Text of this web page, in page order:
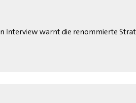
Interview warnt die renommierte